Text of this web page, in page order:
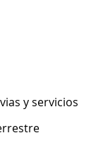
y servicios